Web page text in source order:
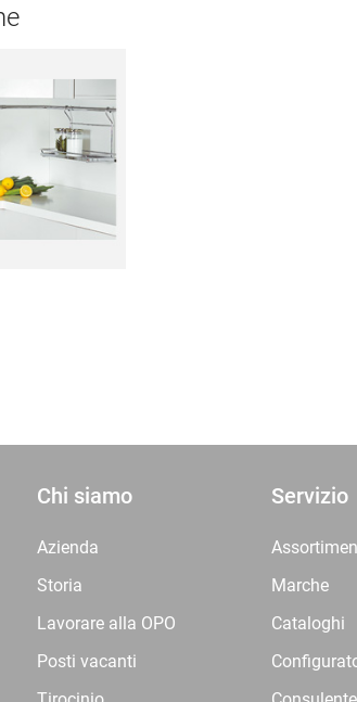
Chi siamo
Azienda
Storia
Lavorare alla OPO
Posti vacanti
Servizio
Marche
Cataloghi